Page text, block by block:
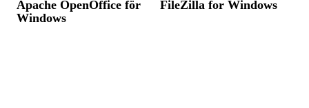
Apache OpenOffice för
Windows
FileZilla for Windows